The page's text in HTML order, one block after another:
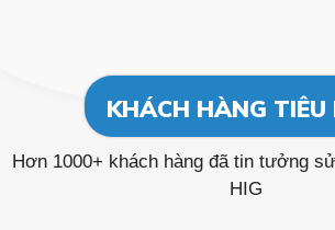
KHÁCH HÀNG TIÊU
Hơn 1000+ khách hàng đã tin tưởng
HIG